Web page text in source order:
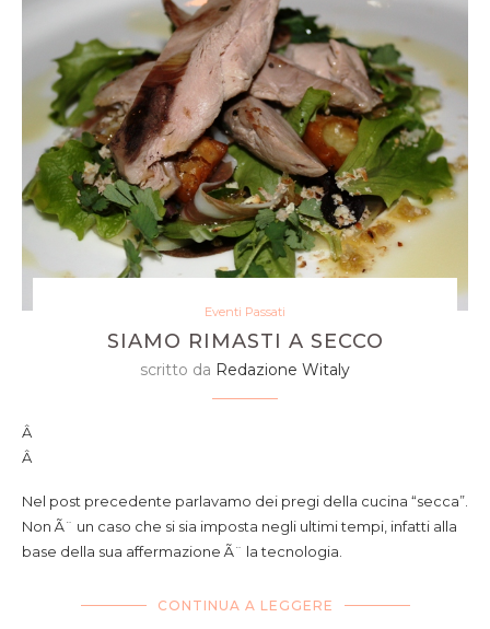
Eventi Passati
SIAMO RIMASTI A SECCO
scritto da Redazione Witaly
Â
Â
Nel post precedente parlavamo dei pregi della cucina “secca”.
Non Ã¨ un caso che si sia imposta negli ultimi tempi, infatti alla
base della sua affermazione Ã¨ la tecnologia.
CONTINUA A LEGGERE